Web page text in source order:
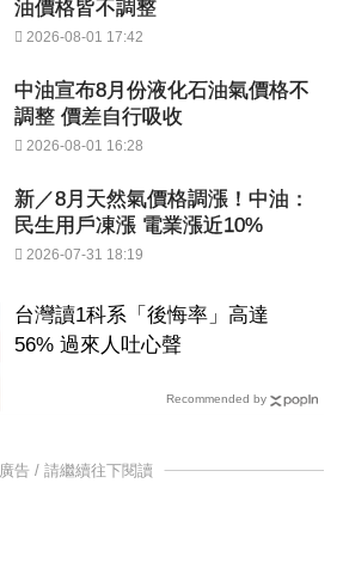
油價格皆不調整
2026-08-01 17:42
中油宣布8月份液化石油氣價格不
調整 價差自行吸收
2026-08-01 16:28
新／8月天然氣價格調漲！中油：
民生用戶凍漲 電業漲近10%
2026-07-31 18:19
台灣讀1科系「後悔率」高達
56% 過來人吐心聲
Recommended by
廣告 / 請繼續往下閱讀